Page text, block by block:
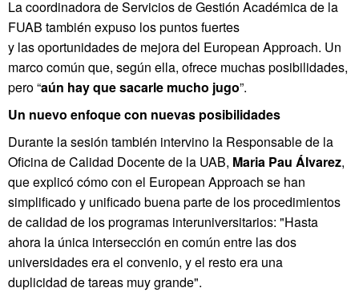
La coordinadora de Servicios de Gestión Académica de la
FUAB también expuso los puntos fuertes
y las oportunidades de mejora del European Approach. Un
marco común que, según ella, ofrece muchas posibilidades,
pero “aún hay que sacarle mucho jugo”.
Un nuevo enfoque con nuevas posibilidades
Durante la sesión también intervino la Responsable de la
Oficina de Calidad Docente de la UAB, Maria Pau Álvarez,
que explicó cómo con el European Approach se han
simplificado y unificado buena parte de los procedimientos
de calidad de los programas interuniversitarios: "Hasta
ahora la única intersección en común entre las dos
universidades era el convenio, y el resto era una
duplicidad de tareas muy grande".